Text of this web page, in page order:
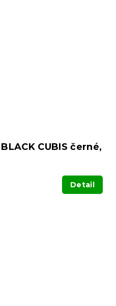
CUBIS černé,
Detail